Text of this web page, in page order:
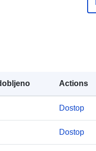
Actions
Dostop
Dostop
Posodobljeno na